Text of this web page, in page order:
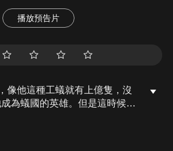
播放預告片
像他這種工蟻就有上億隻，沒
為蟻國的英雄。但是這時候野
鎮壓。